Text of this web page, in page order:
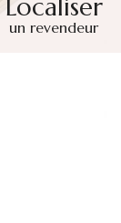
Localiser
un revendeur